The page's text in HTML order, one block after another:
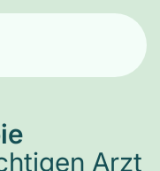
Arzt